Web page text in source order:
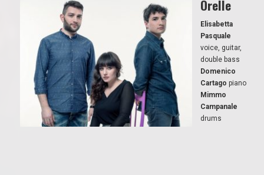
Orelle
Elisabetta
Pasquale
voice, guitar,
double bass
Domenico
Cartago piano
Mimmo
Campanale
drums